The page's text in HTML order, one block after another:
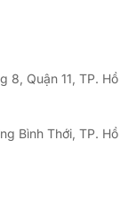
8, Quận 11, TP. Hồ
Bình Thới, TP. Hồ